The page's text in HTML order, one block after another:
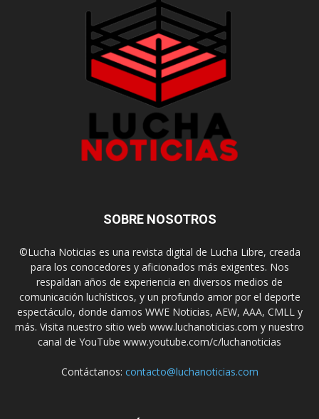
SOBRE NOSOTROS
©Lucha Noticias es una revista digital de Lucha Libre, creada
para los conocedores y aficionados más exigentes. Nos
respaldan años de experiencia en diversos medios de
comunicación luchísticos, y un profundo amor por el deporte
espectáculo, donde damos WWE Noticias, AEW, AAA, CMLL y
más. Visita nuestro sitio web www.luchanoticias.com y nuestro
canal de YouTube www.youtube.com/c/luchanoticias
Contáctanos: contacto@luchanoticias.com